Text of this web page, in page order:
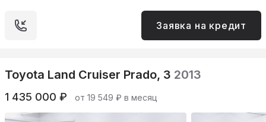
Заявка на кредит
Toyota Land Cruiser Prado, 3 2013
1 435 000 ₽ от 19 549 ₽ в месяц